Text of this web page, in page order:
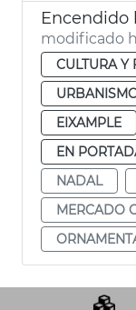
modificado
CULTURA Y
EIXAMPLE
EN
NADAL
MERCADO